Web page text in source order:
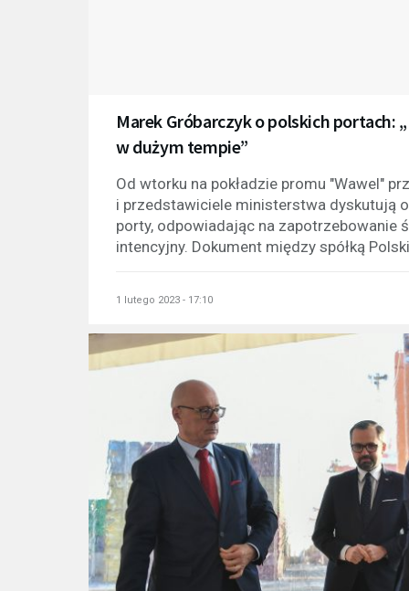
Marek Gróbarczyk o polskich portach:
w dużym tempie”
Od wtorku na pokładzie promu "Wawel"
i przedstawiciele ministerstwa dyskutują
porty, odpowiadając na zapotrzebowanie
intencyjny. Dokument między spółką
1 lutego 2023 - 17:10